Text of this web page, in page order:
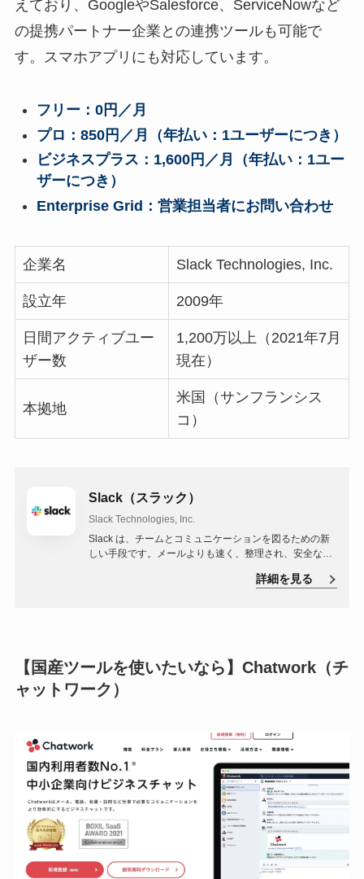
えており、GoogleやSalesforce、ServiceNowなど
の提携パートナー企業との連携ツールも可能で
す。スマホアプリにも対応しています。
フリー：0円／月
プロ：850円／月（年払い：1ユーザーにつき）
ビジネスプラス：1,600円／月（年払い：1ユー
ザーにつき）
Enterprise Grid：営業担当者にお問い合わせ
企業名 Slack Technologies, Inc.
設立年 2009年
日間アクティブユー
ザー数
1,200万以上（2021年7月
現在）
本拠地
米国（サンフランシス
コ）
Slack（スラック）
Slack Technologies, Inc.
Slack は、チームとコミュニケーションを図るための新
しい手段です。メールよりも速く、整理され、安全な方
詳細を見る
【国産ツールを使いたいなら】Chatwork（チ
ャットワーク）